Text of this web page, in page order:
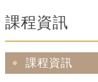
課程資訊
課程資訊